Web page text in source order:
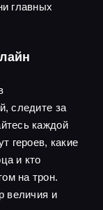
главных
следите за
каждой
героев, какие
и кто
на трон.
величия и